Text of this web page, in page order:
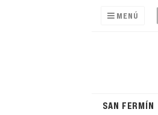
MENÚ
SAN FERMÍN